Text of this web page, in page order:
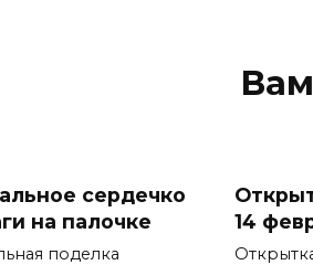
сердечко
на палочке
поделка
14